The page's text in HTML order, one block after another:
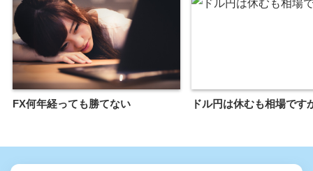
FX何年経っても勝てない ドル円は休むも相場です